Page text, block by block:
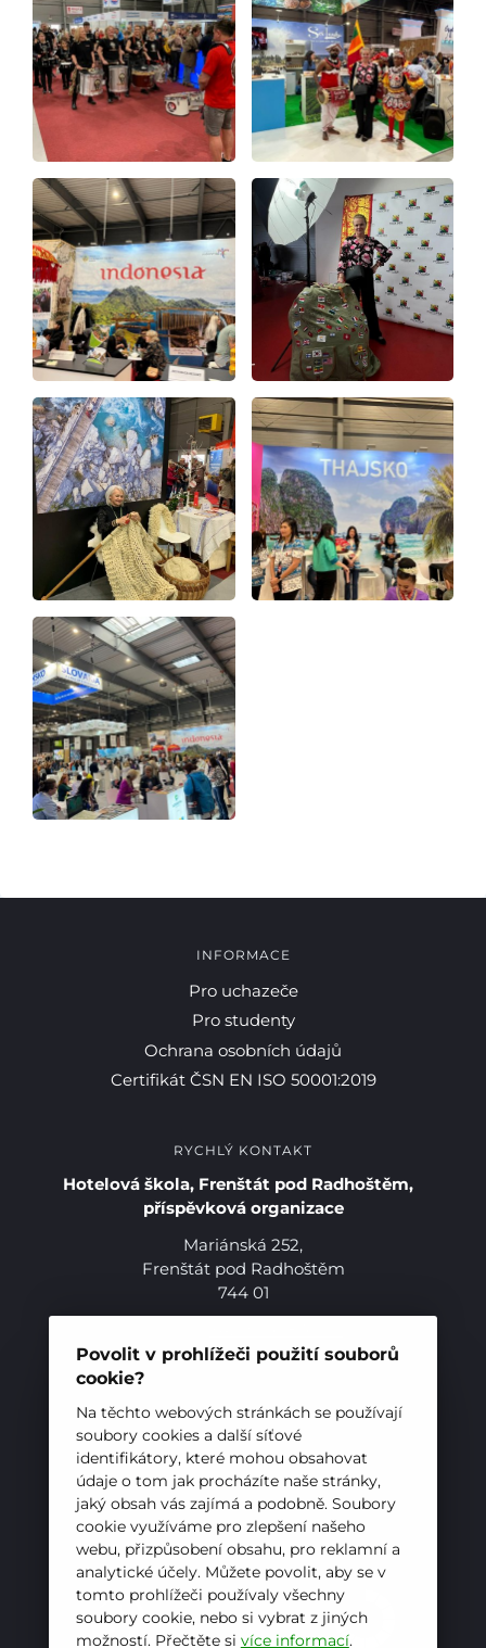
Povolit v prohlížeči použití souborů
cookie?
Na těchto webových stránkách se používají
soubory cookies a další síťové
identifikátory, které mohou obsahovat
údaje o tom jak procházíte naše stránky,
jaký obsah vás zajímá a podobně. Soubory
cookie využíváme pro zlepšení našeho
webu, přizpůsobení obsahu, pro reklamní a
analytické účely. Můžete povolit, aby se v
tomto prohlížeči používaly všechny
soubory cookie, nebo si vybrat z jiných
možností. Přečtěte si více informací.
Projekty
Foto
Video a audio
Virtuální prohlídka
Kontakty
Pro studenty
INFORMACE
Pro uchazeče
Pro studenty
Ochrana osobních údajů
Certifikát ČSN EN ISO 50001:2019
RYCHLÝ KONTAKT
Hotelová škola, Frenštát pod Radhoštěm,
příspěvková organizace
Mariánská 252,
Frenštát pod Radhoštěm
744 01
E-mail:sekretariat@hotelovkafren.cz
Datová schránka: bc5jrez
IČ: 00576441
ZŘIZOVATEL
Hotelová škola, Frenštát pod Radhoštěm je
příspěvkovou organizací zřizovanou
Moravskoslezským krajem